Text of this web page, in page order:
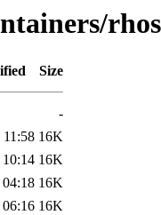
Size
-
16K
16K
16K
16K